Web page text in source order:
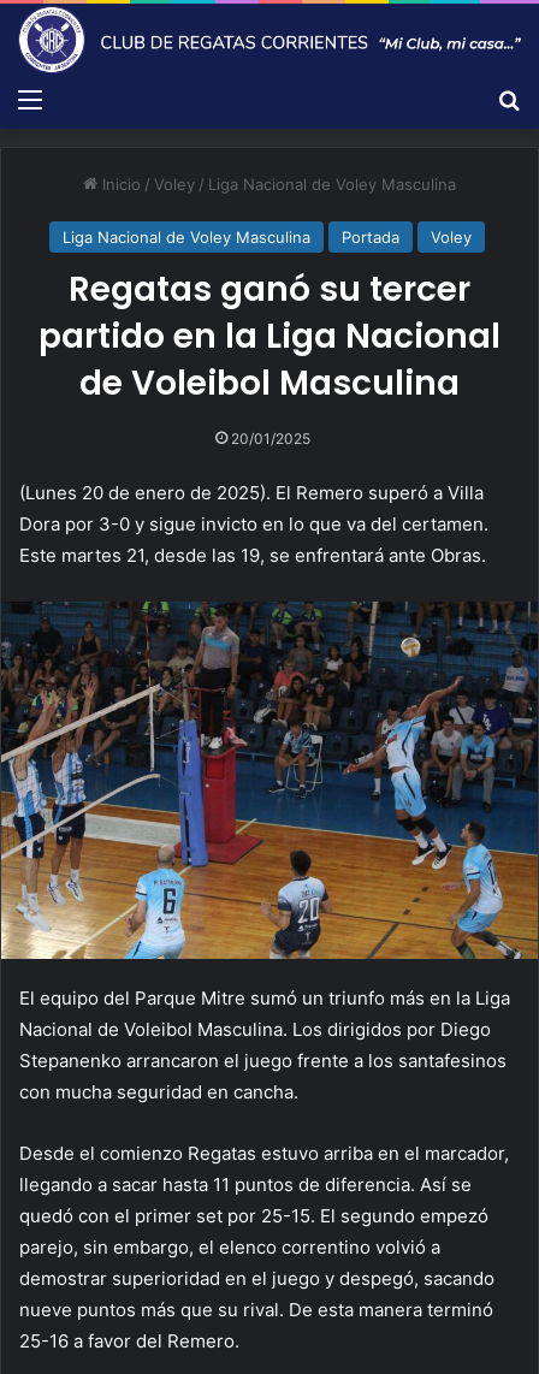
Menú
Inicio / Voley / Liga Nacional de Voley Masculina
Liga Nacional de Voley Masculina Portada Voley
Regatas ganó su tercer
partido en la Liga Nacional
de Voleibol Masculina
20/01/2025
(Lunes 20 de enero de 2025). El Remero superó a Villa
Dora por 3-0 y sigue invicto en lo que va del certamen.
Este martes 21, desde las 19, se enfrentará ante Obras.
El equipo del Parque Mitre sumó un triunfo más en la Liga
Nacional de Voleibol Masculina. Los dirigidos por Diego
Stepanenko arrancaron el juego frente a los santafesinos
con mucha seguridad en cancha.
Desde el comienzo Regatas estuvo arriba en el marcador,
llegando a sacar hasta 11 puntos de diferencia. Así se
quedó con el primer set por 25-15. El segundo empezó
parejo, sin embargo, el elenco correntino volvió a
demostrar superioridad en el juego y despegó, sacando
nueve puntos más que su rival. De esta manera terminó
25-16 a favor del Remero.